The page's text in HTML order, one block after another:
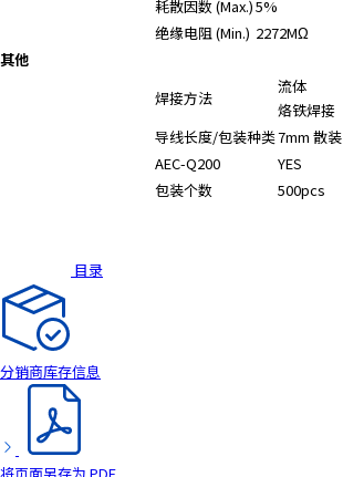
耗散因数 (Max.)5%
绝缘电阻 (Min.) 2272MΩ
其他
焊接方法
流体
烙铁焊接
导线长度/包装种类7mm 散装
AEC-Q200
YES
包装个数
500pcs
目录
分销商库存信息